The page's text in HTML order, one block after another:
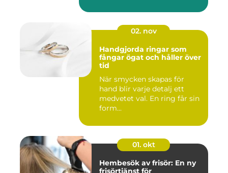
02. nov
Handgjorda ringar som
fångar ögat och håller över
tid
När smycken skapas för
hand blir varje detalj ett
medvetet val. En ring får sin
form...
01. okt
Hembesök av frisör: En ny
frisörtjänst för